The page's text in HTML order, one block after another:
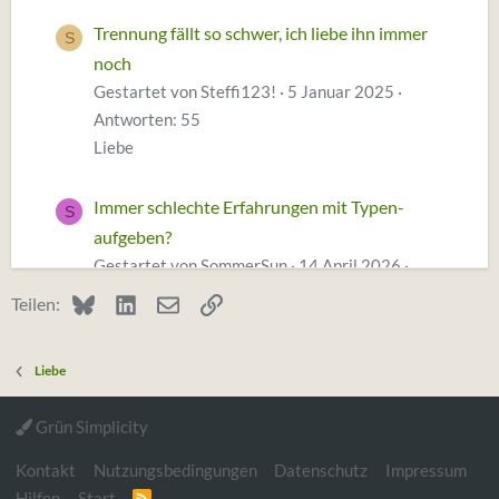
S
Trennung fällt so schwer, ich liebe ihn immer
noch
Gestartet von Steffi123!
5 Januar 2025
Antworten: 55
Liebe
S
Immer schlechte Erfahrungen mit Typen-
aufgeben?
Gestartet von SommerSun 14 April 2026
Antworten: 133
Liebe
2026
Liebe
Teilen: BlueskyLinkedInE-MailLink
Liebe
Grün Simplicity
Kontakt Nutzungsbedingungen Datenschutz
Impressum